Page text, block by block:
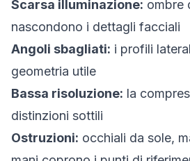
Scarsa illuminazione: ombre
nascondono i dettagli facciali
Angoli sbagliati: i profili
geometria utile
Bassa risoluzione: la
distinzioni sottili
Ostruzioni: occhiali da sole,